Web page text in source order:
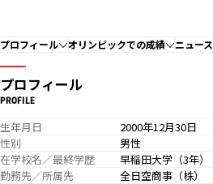
プロフィール オリンピックでの成績 ニュース
プロフィール
PROFILE
生年月日
2000年12月30日
性別
男性
在学校名／最終学歴
早稲田大学（3年）
勤務先／所属先
全日空商事（株）